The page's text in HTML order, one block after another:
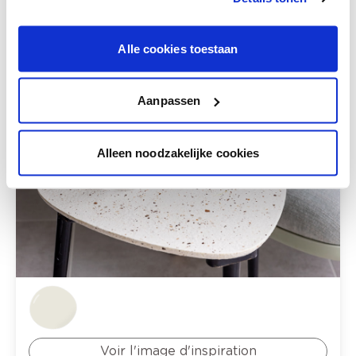
Alle cookies toestaan
Aanpassen
Alleen noodzakelijke cookies
Voir l'image d'inspiration